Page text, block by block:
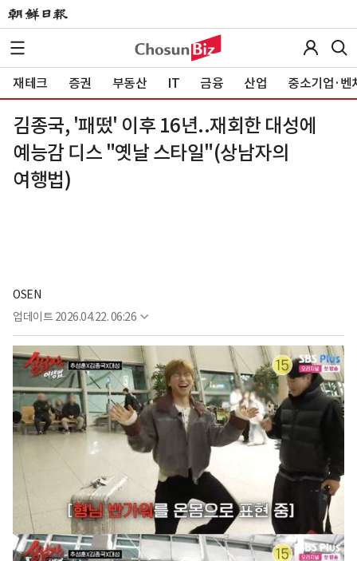
재테크 증권 부동산 IT 금융 산업 중소기업·벤
김종국, '패떴' 이후 16년..재회한 대성에
예능감 디스 "옛날 스타일"(상남자의
여행법)
OSEN
업데이트 2026.04.22. 06:26